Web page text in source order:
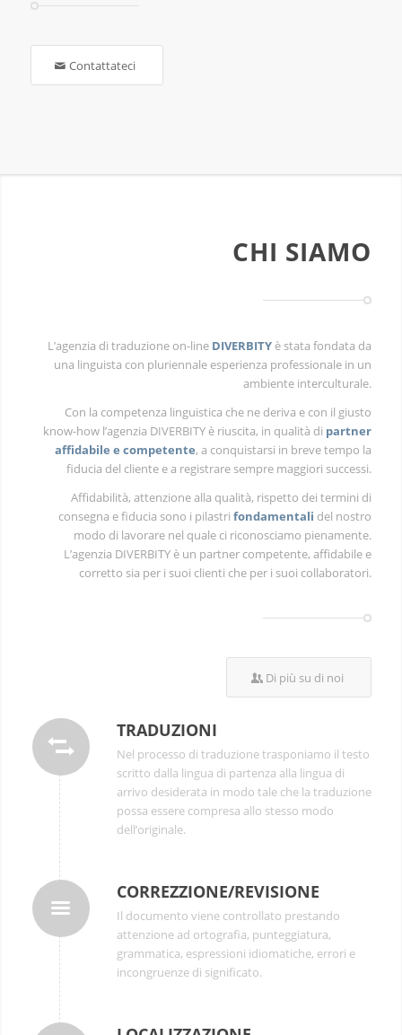
Contattateci
CHI SIAMO
L’agenzia di traduzione on-line DIVERBITY è stata fondata da
una linguista con pluriennale esperienza professionale in un
ambiente interculturale.
Con la competenza linguistica che ne deriva e con il giusto
know-how l’agenzia DIVERBITY è riuscita, in qualità di partner
affidabile e competente, a conquistarsi in breve tempo la
fiducia del cliente e a registrare sempre maggiori successi.
Affidabilità, attenzione alla qualità, rispetto dei termini di
consegna e fiducia sono i pilastri fondamentali del nostro
modo di lavorare nel quale ci riconosciamo pienamente.
L’agenzia DIVERBITY è un partner competente, affidabile e
corretto sia per i suoi clienti che per i suoi collaboratori.
Di più su di noi
TRADUZIONI
Nel processo di traduzione trasponiamo il testo
scritto dalla lingua di partenza alla lingua di
arrivo desiderata in modo tale che la traduzione
possa essere compresa allo stesso modo
dell’originale.
CORREZZIONE/REVISIONE
Il documento viene controllato prestando
attenzione ad ortografia, punteggiatura,
grammatica, espressioni idiomatiche, errori e
incongruenze di significato.